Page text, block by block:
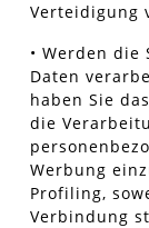
Verteidigung
• Werden
Daten
haben Sie
die
Werbung
Profiling,
Verbindung